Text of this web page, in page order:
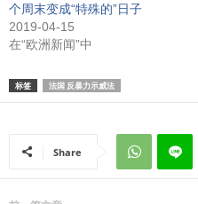
个周末变成“特殊的”日子
2019-04-15
在“欧洲新闻”中
标签 法国 反暴力示威法
Share